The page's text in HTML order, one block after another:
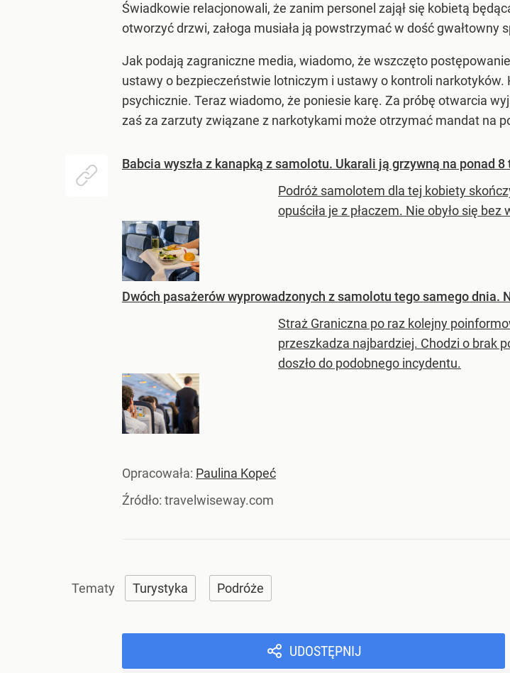
Świadkowie relacjonowali, że zanim personel zajął się kobietą
otworzyć drzwi, załoga musiała ją powstrzymać w dość gwałtowny
Jak podają zagraniczne media, wiadomo, że wszczęto
ustawy o bezpieczeństwie lotniczym i ustawy o kontroli narkotyków.
psychicznie. Teraz wiadomo, że poniesie karę. Za próbę otwarcia
zaś za zarzuty związane z narkotykami może otrzymać mandat na
Babcia wyszła z kanapką z samolotu. Ukarali ją grzywną na ponad 8
Podróż samolotem dla tej kobiety
opuściła je z płaczem. Nie obyło się
Dwóch pasażerów wyprowadzonych z samolotu tego samego dnia.
Straż Graniczna po raz kolejny
przeszkadza najbardziej. Chodzi o brak
doszło do podobnego incydentu.
Opracowała: Paulina Kopeć
Źródło: travelwiseway.com
Turystyka Podróże
UDOSTĘPNIJ